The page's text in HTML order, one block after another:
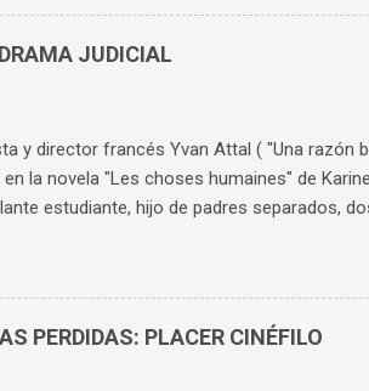
un nombre al blog que tuviera relación con
el ama de llaves de "Rebeca" ,
JUDICIAL
y director francés Yvan Attal ( "Una razón
la novela "Les choses humaines" de
estudiante, hijo de padres separados,
( Suzanne Jouannet ), la hija de la nueva
de actualidad, trata de la violación,
mucha riqueza, primero por su capacidad
PERDIDAS: PLACER CINÉFILO